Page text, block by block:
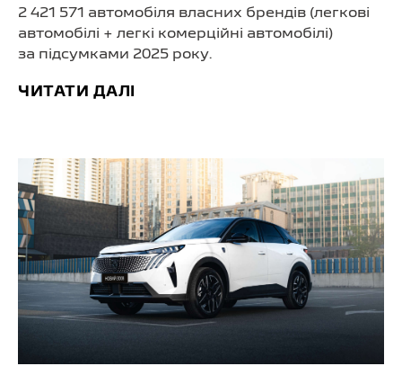
2 421 571 автомобіля власних брендів (легкові
автомобілі + легкі комерційні автомобілі)
за підсумками 2025 року.
ЧИТАТИ ДАЛІ